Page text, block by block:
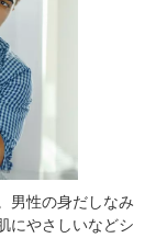
男性の身だしなみ
にやさしいなどシ